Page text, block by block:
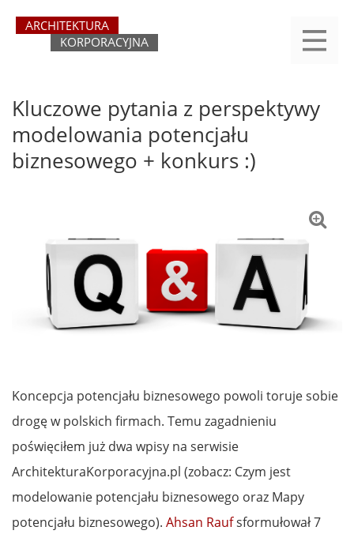
yasne
main
Kluczowe pytania z perspektywy
modelowania potencjału
biznesowego + konkurs :)
Koncepcja potencjału biznesowego powoli toruje sobie
drogę w polskich firmach. Temu zagadnieniu
poświęciłem już dwa wpisy na serwisie
ArchitekturaKorporacyjna.pl (zobacz: Czym jest
modelowanie potencjału biznesowego oraz Mapy
potencjału biznesowego). Ahsan Raufsformułował 7